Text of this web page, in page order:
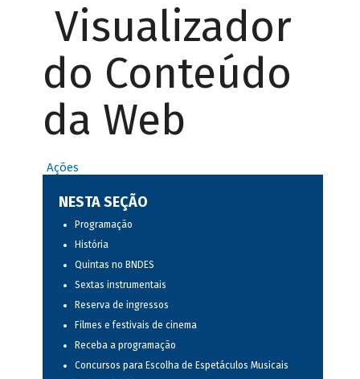
Visualizador
do Conteúdo
da Web
Ações
NESTA SEÇÃO
Programação
História
Quintas no BNDES
Sextas instrumentais
Reserva de ingressos
Filmes e festivais de cinema
Receba a programação
Concursos para Escolha de Espetáculos Musicais